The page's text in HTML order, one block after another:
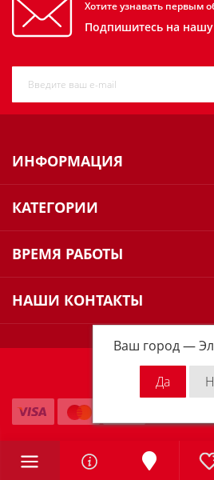
Ваш город —
Хотите узнавать первым
Подпишитесь на
ИНФОРМАЦИЯ
КАТЕГОРИИ
ВРЕМЯ РАБОТЫ
НАШИ КОНТАКТЫ
Milwaukee Russia ©